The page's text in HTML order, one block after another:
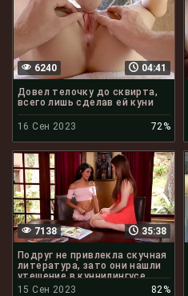
04:41
6240
Довел телочку до сквирта,
всего лишь сделав ей куни
16 Сен 2023 72%
35:38
7138
Подруг не привлекла скучная
литература, зато они нашли
утешение в куннилингусе
15 Сен 2023
82%